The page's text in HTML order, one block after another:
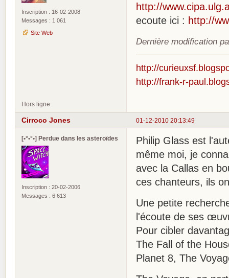
Inscription : 16-02-2008
Messages : 1 061
Site Web
http://
ecoute ici : http://
Dernière modification
http://
http://frank-r-
Hors ligne
01-12-2010 20:13:49
Cirroco Jones
[•°•°•] Perdue dans les asteroïdes
Inscription : 20-02-2006
Messages : 6 613
Philip Glass est
même moi, je
avec la Callas en
ces chanteurs, ils
Une petite
l'écoute de ses
Pour cibler
The Fall of the
Planet 8, The